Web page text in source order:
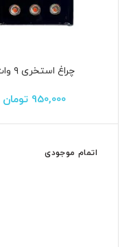
چراغ استخری ۹ وات
950,000 تومان
اتمام موجودی